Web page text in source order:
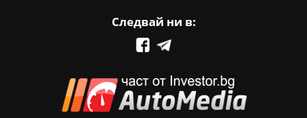
Следвай ни в: